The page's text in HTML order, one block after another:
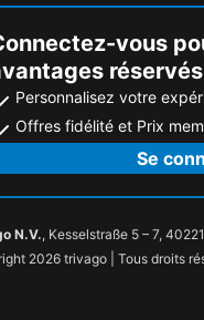
vous
Personnalisez votre
Offres fidélité et Prix
Se
N.V., Kesselstraße 5 – 7,
2026 trivago | Tous droits